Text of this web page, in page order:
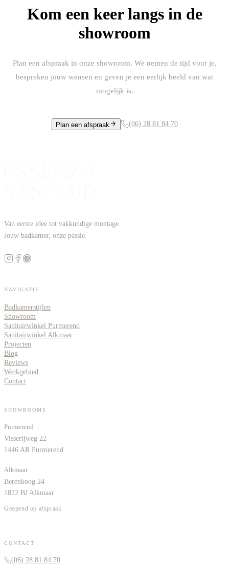
Kom een keer langs in de
showroom
Plan een afspraak in onze showroom. We nemen de tijd voor je,
bespreken jouw wensen en geven je een eerlijk beeld van wat
mogelijk is.
Plan een afspraak (06) 28 81 84 70
Van eerste idee tot vakkundige montage.
Jouw badkamer, onze passie.
NAVIGATIE
Badkamerstijlen
Showroom
Sanitairwinkel Purmerend
Sanitairwinkel Alkmaar
Projecten
Blog
Reviews
Werkgebied
Contact
SHOWROOMS
Purmerend
Visserijweg 22
1446 AR Purmerend
Alkmaar
Berenkoog 24
1822 BJ Alkmaar
Geopend op afspraak
CONTACT
(06) 28 81 84 70